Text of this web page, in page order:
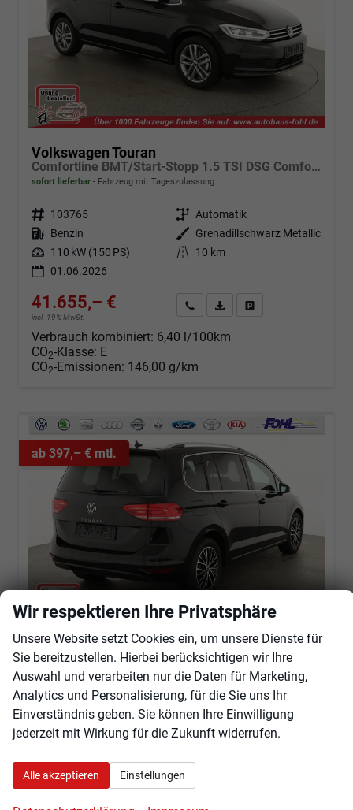
Volkswagen Touran
Comfortline BMT/Start-Stopp 1.5 TSI DSG Comfortline, Navi, Side, Kamera, Winter, 17-Zoll, sofort, 3.J-Garantie
sofort lieferbar Fahrzeug mit Tageszulassung
Fahrzeugnr. 103765 Getriebe Automatik
Kraftstoff Benzin Außenfarbe
Grenadillschwarz Metallic
Leistung 110 kW (150 PS) Kilometerstand
10 km
01.06.2026
41.655,– €
incl. 19% MwSt.
Angebot anfordern
Fahrzeugexpose (PDF)
Verbrauch kombiniert: 6,40 l/100km
CO2-Klasse: E
CO2-Emissionen: 146,00 g/km
ab 397,– € mtl.
Volkswagen Touran
sofort lieferbar Fahrzeug mit Tageszulassung
Fahrzeugnr. 103950 Getriebe Automatik
Kraftstoff Benzin Außenfarbe Grenadillschwarz Metallic
01.06.2026
Wir respektieren Ihre Privatsphäre
Unsere Website setzt Cookies ein, um unsere Dienste für
Sie bereitzustellen. Hierbei berücksichtigen wir Ihre
Auswahl und verarbeiten nur die Daten für Marketing,
Analytics und Personalisierung, für die Sie uns Ihr
Einverständnis geben. Sie können Ihre Einwilligung
jederzeit mit Wirkung für die Zukunft widerrufen.
Alle akzeptieren Einstellungen